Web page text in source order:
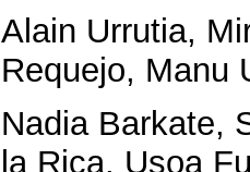
Alain Urrutia,
Requejo, Manu
Nadia Barkate,
la Rica, Usoa